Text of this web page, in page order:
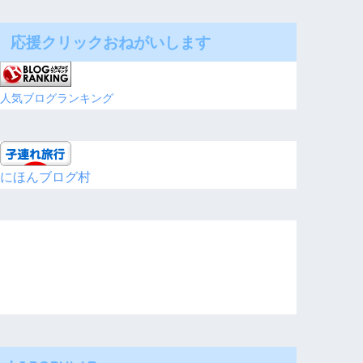
応援クリックおねがいします
人気ブログランキング
にほんブログ村